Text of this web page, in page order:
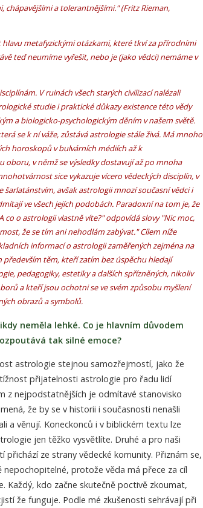
chápavějšími a tolerantnějšími." (Fritz Rieman,
hlavu metafyzickými otázkami, které tkví za přírodními
teď neumíme vyřešit, nebo je (jako vědci) nemáme v
V ruinách všech starých civilizací nalézali
studie i praktické důkazy existence této vědy
a biologicko-psychologickým děním v našem světě.
se k ní váže, zůstává astrologie stále živá. Má mnoho
horoskopů v bulvárních médiích až k
v němž se výsledky dostavují až po mnoha
sice vykazuje vícero vědeckých disciplín, v
šarlatánstvím, avšak astrologii mnozí současní vědci i
ve všech jejích podobách. Paradoxní na tom je, že
o astrologii vlastně víte?" odpovídá slovy "Nic moc,
že se tím ani nehodlám zabývat." Cílem níže
informací o astrologii zaměřených zejména na
těm, kteří zatím bez úspěchu hledají
pedagogiky, estetiky a dalších spřízněných, nikoliv
a kteří jsou ochotni se ve svém způsobu myšlení
obrazů a symbolů.
neměla lehké. Co je hlavním důvodem
tak silné emoce?
astrologie stejnou samozřejmostí, jako že
přijatelnosti astrologie pro řadu lidí
z nejpodstatnějších je odmítavé stanovisko
že by se v historii i současnosti nenašli
a věnují. Koneckonců i v biblickém textu lze
jen těžko vysvětlíte. Druhé a pro naši
ze strany vědecké komunity. Přiznám se,
protože věda má přece za cíl
Každý, kdo začne skutečně poctivě zkoumat,
že funguje. Podle mé zkušenosti sehrávají při